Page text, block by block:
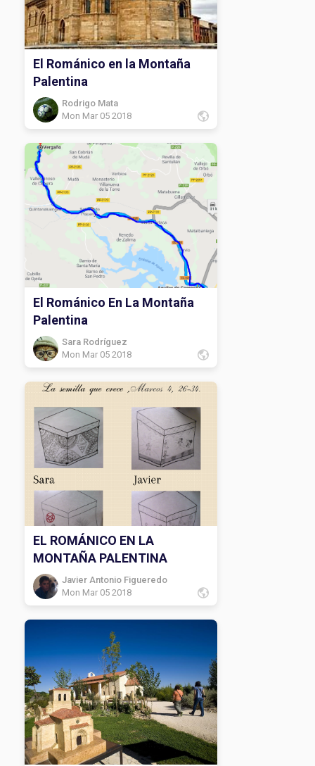
El Románico en la Montaña
Palentina
Rodrigo Mata
Mon Mar 05 2018
El Románico En La Montaña
Palentina
Sara Rodríguez
Mon Mar 05 2018
EL ROMÁNICO EN LA
MONTAÑA PALENTINA
Javier Antonio Figueredo
Mon Mar 05 2018